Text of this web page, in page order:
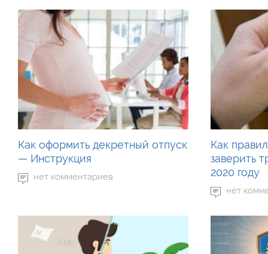
Как оформить декретный отпуск
— Инструкция
нет комментариев
Как
заверить
2020 году
нет